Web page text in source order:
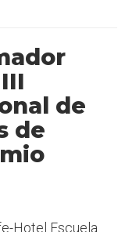
de
de
Hotel Escuela